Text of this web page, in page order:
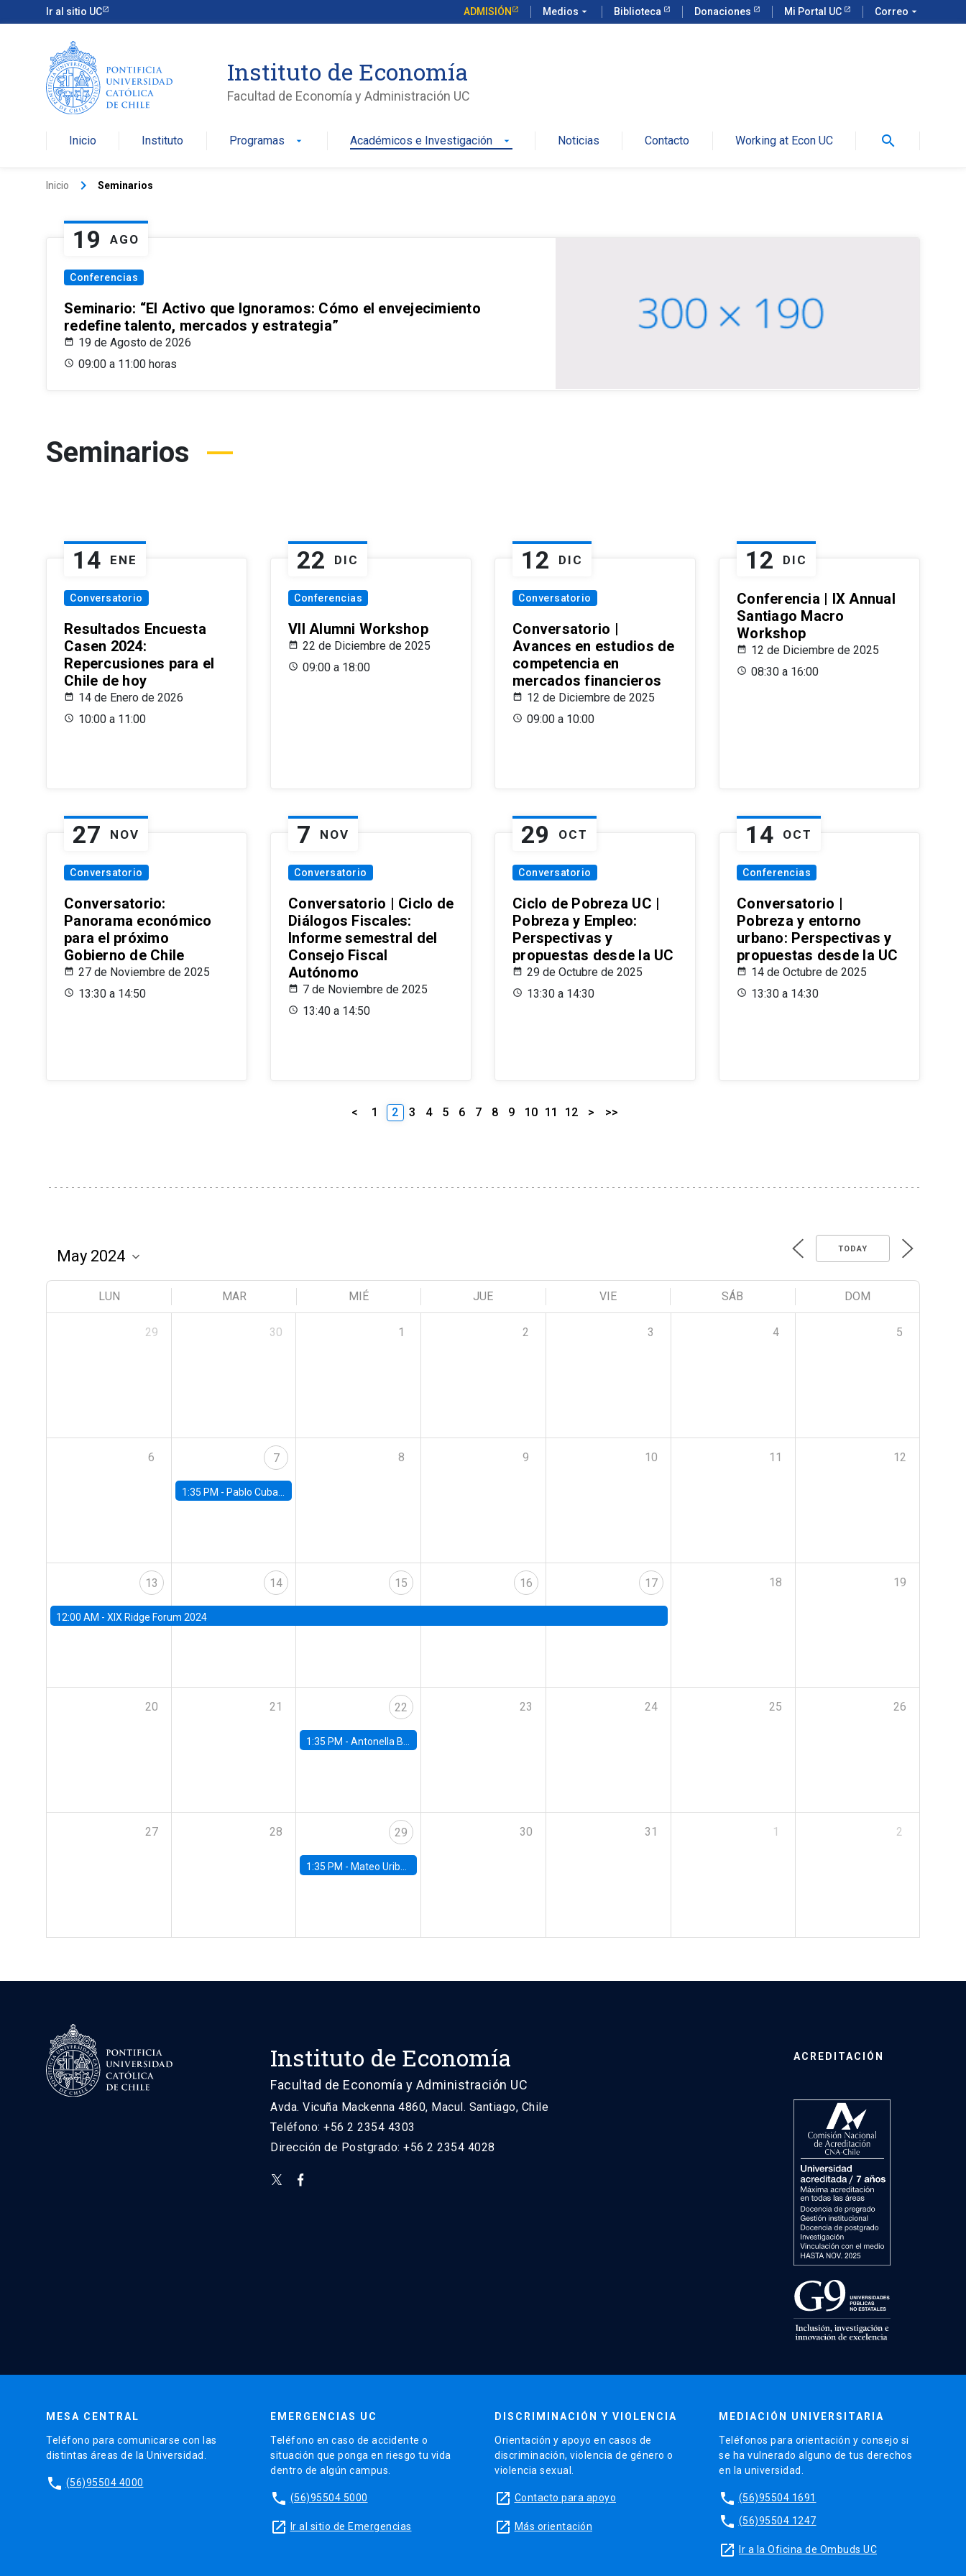
Ir al sitio UC ADMISIÓN Medios arrow_drop_down Biblioteca Donaciones Mi Portal UC Correo arrow_drop_down
Instituto de Economía
Facultad de Economía y Administración UC
Inicio Instituto Programas arrow_drop_down Académicos e Investigación arrow_drop_down Noticias Contacto Working at Econ UC search
Inicio keyboard_arrow_right Seminarios
19 AGO
Conferencias
Seminario: “El Activo que Ignoramos: Cómo el envejecimiento
redefine talento, mercados y estrategia”
19 de Agosto de 2026
09:00 a 11:00 horas
Seminarios
14 ENE
Conversatorio
Resultados Encuesta
Casen 2024:
Repercusiones para el
Chile de hoy
14 de Enero de 2026
10:00 a 11:00
22 DIC
Conferencias
VII Alumni Workshop
22 de Diciembre de 2025
09:00 a 18:00
12 DIC
Conversatorio
Conversatorio |
Avances en estudios de
competencia en
mercados financieros
12 de Diciembre de 2025
09:00 a 10:00
12 DIC
Conferencia | IX Annual
Santiago Macro
Workshop
12 de Diciembre de 2025
08:30 a 16:00
27 NOV
Conversatorio
Conversatorio:
Panorama económico
para el próximo
Gobierno de Chile
27 de Noviembre de 2025
13:30 a 14:50
7 NOV
Conversatorio
Conversatorio | Ciclo de
Diálogos Fiscales:
Informe semestral del
Consejo Fiscal
Autónomo
7 de Noviembre de 2025
13:40 a 14:50
29 OCT
Conversatorio
Ciclo de Pobreza UC |
Pobreza y Empleo:
Perspectivas y
propuestas desde la UC
29 de Octubre de 2025
13:30 a 14:30
14 OCT
Conferencias
Conversatorio |
Pobreza y entorno
urbano: Perspectivas y
propuestas desde la UC
14 de Octubre de 2025
13:30 a 14:30
< 1 2 3 4 5 6 7 8 9 10 11 12 > >>
TODAY
LUN MAR MIÉ JUE VIE SÁB DOM
29 30 1 2 3 4 5
6 7
1:35 PM - Pablo Cuba, FED Board
8 9 10 11 12
13
12:00 AM - XIX Ridge Forum 2024
14 15 16 17 18 19
20 21 22
1:35 PM -Antonella Bancalari, Institute for Fiscal Studies (IFS) and Research Associate at University College London (UCL)
23 24 25 26
27 28 29
1:35 PM - Mateo Uribe-Castro, Universidad de los Andes (Colombia)
30 31 1 2
Instituto de Economía
Facultad de Economía y Administración UC
Avda. Vicuña Mackenna 4860, Macul. Santiago, Chile
Teléfono: +56 2 2354 4303
Dirección de Postgrado: +56 2 2354 4028
ACREDITACIÓN
MESA CENTRAL
Teléfono para comunicarse con las
distintas áreas de la Universidad.
phone (56)95504 4000
EMERGENCIAS UC
Teléfono en caso de accidente o
situación que ponga en riesgo tu vida
dentro de algún campus.
phone (56)95504 5000
launch Ir al sitio de Emergencias
DISCRIMINACIÓN Y VIOLENCIA
Orientación y apoyo en casos de
discriminación, violencia de género o
violencia sexual.
launch Contacto para apoyo
launch Más orientación
MEDIACIÓN UNIVERSITARIA
Teléfonos para orientación y consejo si
se ha vulnerado alguno de tus derechos
en la universidad.
phone (56)95504 1691
phone (56)95504 1247
launch Ir a la Oficina de Ombuds UC